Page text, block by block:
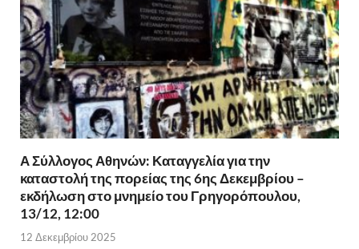
Α Σύλλογος Αθηνών: Καταγγελία για την
καταστολή της πορείας της 6ης Δεκεμβρίου –
εκδήλωση στο μνημείο του Γρηγορόπουλου,
13/12, 12:00
12 Δεκεμβρίου 2025